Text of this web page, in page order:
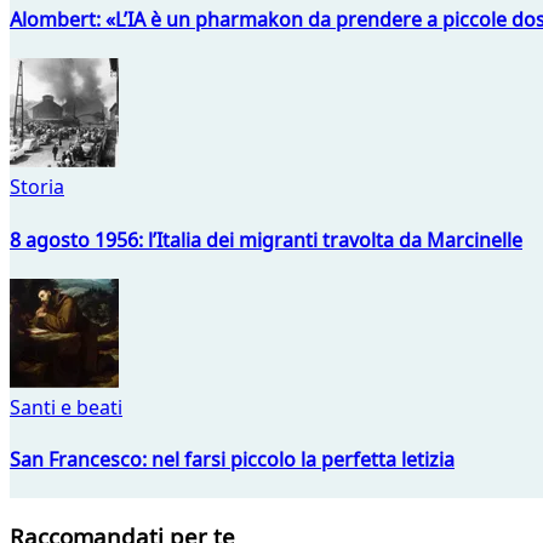
Alombert: «L’IA è un pharmakon da prendere a piccole
Storia
8 agosto 1956: l’Italia dei migranti travolta da Marcinelle
Santi e beati
San Francesco: nel farsi piccolo la perfetta letizia
Raccomandati per te